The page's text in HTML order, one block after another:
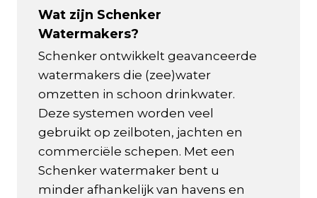
Wat zijn Schenker
Watermakers?
Schenker ontwikkelt geavanceerde
watermakers die (zee)water
omzetten in schoon drinkwater.
Deze systemen worden veel
gebruikt op zeilboten, jachten en
commerciële schepen. Met een
Schenker watermaker bent u
minder afhankelijk van havens en